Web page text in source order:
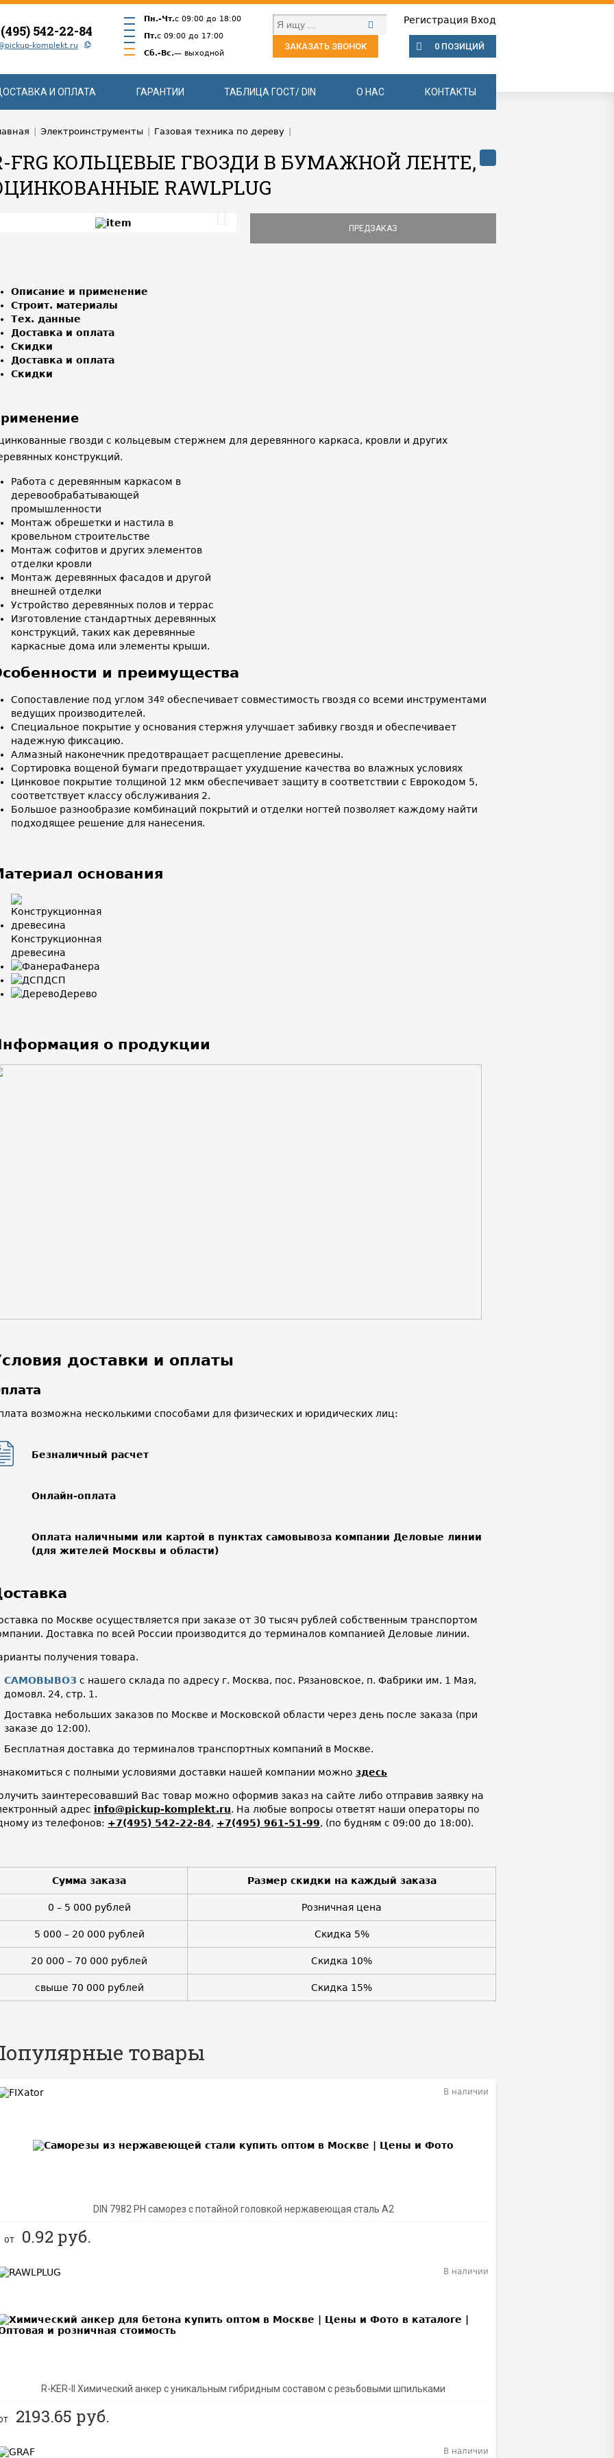
542-22-84
komplekt.ru
Пн.-Чт.с 09:00 до 18:00
Пт.с 09:00 до 17:00
Сб.-Вс.— выходной
Регистрация Вход
ЗАКАЗАТЬ ЗВОНОК 0 ПОЗИЦИЙ
И ОПЛАТА ГАРАНТИИ ТАБЛИЦА ГОСТ/ DIN О НАС КОНТАКТЫ
Электроинструменты Газовая техника по дереву
FRG КОЛЬЦЕВЫЕ ГВОЗДИ В БУМАЖНОЙ ЛЕНТЕ,
RAWLPLUG
ПРЕДЗАКАЗ
Описание и применение
Строит. материалы
Тех. данные
Доставка и оплата
Скидки
Доставка и оплата
Скидки
гвозди с кольцевым стержнем для деревянного каркаса, кровли и других
конструкций.
Работа с деревянным каркасом в
деревообрабатывающей
промышленности
Монтаж обрешетки и настила в
кровельном строительстве
Монтаж софитов и других элементов
отделки кровли
Монтаж деревянных фасадов и другой
внешней отделки
Устройство деревянных полов и террас
Изготовление стандартных деревянных
конструкций, таких как деревянные
каркасные дома или элементы крыши.
и преимущества
Сопоставление под углом 34º обеспечивает совместимость гвоздя со всеми инструментами
ведущих производителей.
Специальное покрытие у основания стержня улучшает забивку гвоздя и обеспечивает
надежную фиксацию.
Алмазный наконечник предотвращает расщепление древесины.
Сортировка вощеной бумаги предотвращает ухудшение качества во влажных условиях
Цинковое покрытие толщиной 12 мкм обеспечивает защиту в соответствии с Еврокодом 5,
соответствует классу обслуживания 2.
Большое разнообразие комбинаций покрытий и отделки ногтей позволяет каждому найти
подходящее решение для нанесения.
основания
Конструкционная
древесина
Фанера
ДСП
Дерево
о продукции
доставки и оплаты
возможна несколькими способами для физических и юридических лиц:
Безналичный расчет
Онлайн-оплата
Оплата наличными или картой в пунктах самовывоза компании Деловые линии
(для жителей Москвы и области)
по Москве осуществляется при заказе от 30 тысяч рублей собственным транспортом
Доставка по всей России производится до терминалов компанией Деловые линии.
получения товара.
САМОВЫВОЗ с нашего склада по адресу г. Москва, пос. Рязановское, п. Фабрики им. 1 Мая,
домовл. 24, стр. 1.
Доставка небольших заказов по Москве и Московской области через день после заказа (при
заказе до 12:00).
Бесплатная доставка до терминалов транспортных компаний в Москве.
с полными условиями доставки нашей компании можно здесь
заинтересовавший Вас товар можно оформив заказ на сайте либо отправив заявку на
адрес info@pickup-komplekt.ru. На любые вопросы ответят наши операторы по
из телефонов: +7(495) 542-22-84, +7(495) 961-51-99, (по будням с 09:00 до 18:00).
Сумма заказа Размер скидки на каждый заказа
0 – 5 000 рублей Розничная цена
5 000 – 20 000 рублей Скидка 5%
20 000 – 70 000 рублей Скидка 10%
свыше 70 000 рублей Скидка 15%
товары
DIN 7982 PH саморез с потайной головкой нержавеющая сталь A2
В наличии
от 0.92 руб.
R-KER-II Химический анкер с уникальным гибридным составом с резьбовыми шпильками
В наличии
2193.65 руб.
В наличии